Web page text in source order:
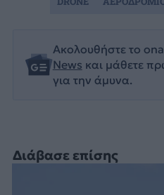
Διάβασε επίσης
Ακολουθήστε το
News και μάθετε
για την άμυνα.